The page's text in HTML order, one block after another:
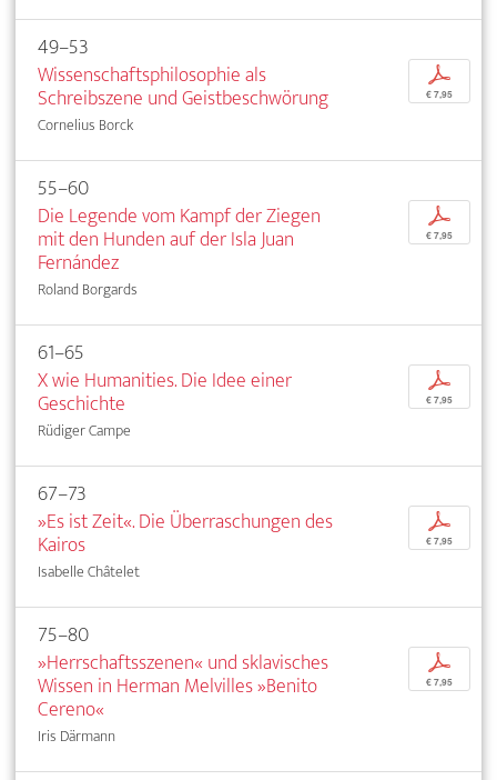
49–53
Wissenschaftsphilosophie als
Schreibszene und Geistbeschwörung
Cornelius Borck
p
€ 7,95
55–60
Die Legende vom Kampf der Ziegen
mit den Hunden auf der Isla Juan
Fernández
Roland Borgards
p
€ 7,95
61–65
X wie Humanities. Die Idee einer
Geschichte
Rüdiger Campe
p
€ 7,95
67–73
»Es ist Zeit«. Die Überraschungen des
Kairos
Isabelle Châtelet
p
€ 7,95
75–80
»Herrschaftsszenen« und sklavisches
Wissen in Herman Melvilles »Benito
Cereno«
Iris Därmann
p
€ 7,95